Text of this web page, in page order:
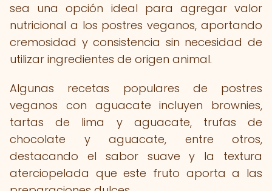
sea una opción ideal para agregar valor
nutricional a los postres veganos, aportando
cremosidad y consistencia sin necesidad de
utilizar ingredientes de origen animal.
Algunas recetas populares de postres
veganos con aguacate incluyen brownies,
tartas de lima y aguacate, trufas de
chocolate y aguacate, entre otros,
destacando el sabor suave y la textura
aterciopelada que este fruto aporta a las